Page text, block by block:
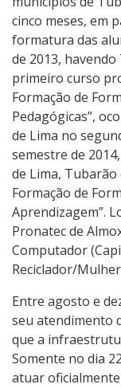
cinco meses, em
formatura das
de 2013,
primeiro curso
Formação de
Pedagógicas”,
de Lima no
semestre de
de Lima, Tubarão
Formação de
Aprendizagem”.
Pronatec de
Computador
Reciclador/
Entre agosto e
seu atendimento
que a
Somente no dia
atuar